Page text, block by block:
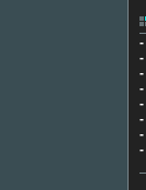
-
-
-
-
-
-
-
-